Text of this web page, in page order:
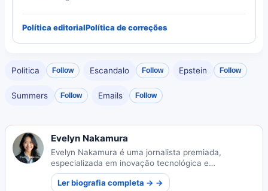
Política editorialPolítica de correções
Politica Follow Escandalo Follow Epstein Follow
Summers Follow Emails Follow
Evelyn Nakamura
Evelyn Nakamura é uma jornalista premiada,
especializada em inovação tecnológica e
ecossistemas de startups. Suas reportagens
perspicazes iluminam o cenário tecnológico em
Ler biografia completa → →